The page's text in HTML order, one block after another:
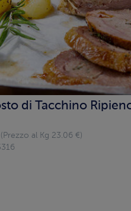
di Tacchino
al Kg 23.06 €)